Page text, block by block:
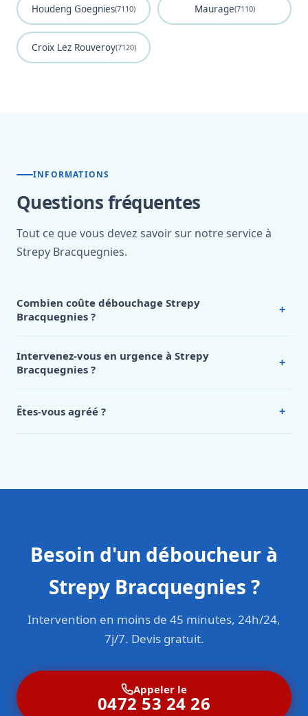
Houdeng Goegnies(7110) Maurage(7110)
Croix Lez Rouveroy(7120)
INFORMATIONS
Questions fréquentes
Tout ce que vous devez savoir sur notre service à
Strepy Bracquegnies.
Combien coûte débouchage Strepy
Bracquegnies ?
+
Bracquegnies, appelez le 0472 53 24 26.
Intervenez-vous en urgence à Strepy
Bracquegnies ?
+
Êtes-vous agréé ? +
Besoin d'un déboucheur à
Strepy Bracquegnies ?
Intervention en moins de 45 minutes, 24h/24,
7j/7. Devis gratuit.
Appeler le
0472 53 24 26